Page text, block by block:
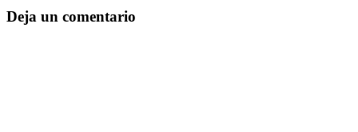
Deja un comentario